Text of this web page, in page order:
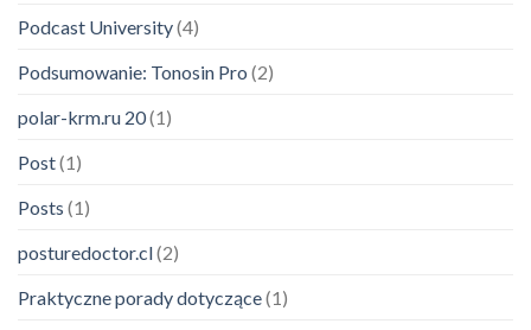
Podcast University(4)
Podsumowanie: Tonosin Pro (2)
polar-krm.ru 20(1)
Post(1)
Posts (1)
posturedoctor.cl(2)
Praktyczne porady dotyczące(1)